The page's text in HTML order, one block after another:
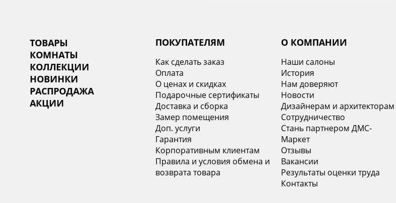
ТОВАРЫ
КОМНАТЫ
КОЛЛЕКЦИИ
НОВИНКИ
РАСПРОДАЖА
АКЦИИ
ПОКУПАТЕЛЯМ
Как сделать заказ
Оплата
О ценах и скидках
Подарочные сертификаты
Доставка и сборка
Замер помещения
Доп. услуги
Гарантия
Корпоративным клиентам
Правила и условия обмена и
возврата товара
О КОМПАНИИ
Наши салоны
История
Нам доверяют
Новости
Дизайнерам и архитекторам
Сотрудничество
Стань партнером ДМС-
Маркет
Отзывы
Вакансии
Результаты оценки труда
Контакты